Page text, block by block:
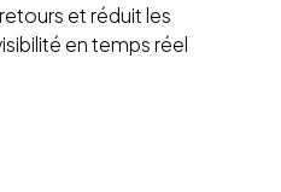
et réduit les
en temps réel